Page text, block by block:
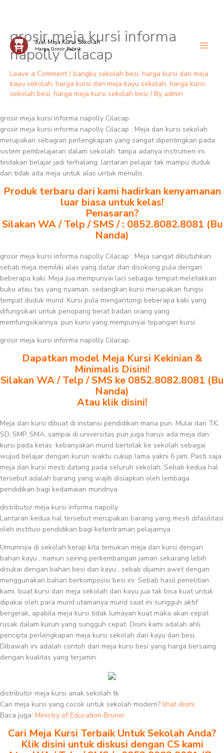
Skip
content
Jual Meja Kursi Sekolah
Harga Grosir Pabrik
grosir meja kursi informa
napolly Cilacap
Leave a Comment / bangku sekolah besi, harga kursi dan meja
kayu sekolah, harga kursi dan meja kayu sekolah, harga kursi
sekolah besi, harga meja kursi sekolah besi / By admin
grosir meja kursi informa napolly Cilacap
grosir meja kursi informa napolly Cilacap : Meja dan kursi sekolah
merupakan sebagian perlengkapan yang sangat dipentingkan pada
sistem pembelajaran dalam sekolah. tanpa adanya instrumen ini,
tindakan belajar jadi terhalang. lantaran pelajar tak mampu duduk
dan tidak ada meja untuk alas untuk menulis.
Produk terbaru dari kami hadirkan kenyamanan
luar biasa untuk kelas!
Penasaran?
Silakan WA / Telp / SMS / : 0852.8082.8081 (Bu
Nanda)
grosir meja kursi informa napolly Cilacap : Meja sangat dibutuhkan
sebab meja memiliki alas yang datar dan disokong pula dengan
beberapa kaki. Meja jua mempunyai laci sebagai tempat meletakkan
buku atau tas yang nyaman. sedangkan kursi merupakan fungsi
tempat duduk murid. Kursi pula mengantongi beberapa kaki yang
difungsikan untuk penopang berat badan orang yang
memfungsikannya. pun kursi yang mempunyai topangan kursi.
grosir meja kursi informa napolly Cilacap
Dapatkan model Meja Kursi Kekinian &
Minimalis Disini!
Silakan WA / Telp / SMS ke 0852.8082.8081 (Bu
Nanda)
Atau klik disini!
Meja dan kursi dibuat di instansi pendidikan mana pun. Mulai dari TK,
SD, SMP, SMA, sampai di universitas pun juga harus ada meja dan
kursi pada kelas. kebanyakan murid bertolak ke sekolah sebagai
wujud belajar dengan kurun waktu cukup lama yakni 6 jam. Pasti saja
meja dan kursi mesti datang pada seluruh sekolah. Sebab kedua hal
tersebut adalah barang yang wajib disiapkan oleh lembaga
pendidikan bagi kedamaian muridnya.
distributor meja kursi informa napolly
Lantaran kedua hal tersebut merupakan barang yang mesti difasilitasi
oleh institusi pendidikan bagi ketentraman pelajarnya .
Umumnya di sekolah kerap kita temukan meja dan kursi dengan
bahan kayu , namun seiring perkembangan jaman sekarang lebih
disukai dengan bahan besi dan kayu , sebab dijamin awet dengan
menggunakan bahan berkomposisi besi ini. Sebab hasil penelitian
kami, buat kursi dan meja sekolah dari kayu jua tak bisa kuat untuk
dipakai oleh para murid utamanya murid saat ini sungguh aktif
bergerak, apabila meja kursi tidak lumayan kuat maka akan cepat
rusak dalam kurun yang sungguh cepat. Disini kami adalah ahli
pencipta perlengkapan meja kursi sekolah dari kayu dan besi,
Dibawah ini adalah contoh dari meja kursi besi yang harga bersaing
dengan kualitas yang terjamin.
distributor meja kursi anak sekolah tk
Cari meja kursi yang cocok untuk sekolah modern? lihat disini
Baca juga: Ministry of Education Brunei
Cari Meja Kursi Terbaik Untuk Sekolah Anda?
Klik disini untuk diskusi dengan CS kami